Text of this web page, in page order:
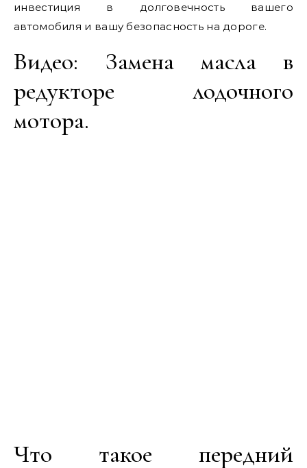
инвестиция в долговечность вашего
автомобиля и вашу безопасность на дороге.
Видео: Замена масла в
редукторе лодочного
мотора.
Что такое передний